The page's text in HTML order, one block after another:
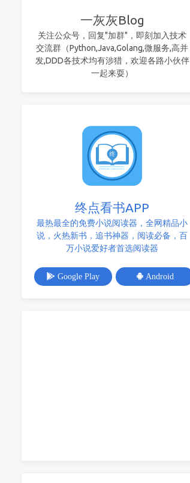
一灰灰Blog
关注公众号，回复"加群"，即刻加入技术
交流群（Python,Java,Golang,微服务,高并
发,DDD各技术均有涉猎，欢迎各路小伙伴
一起来耍）
终点看书APP
最热最全的免费小说阅读器，全网精品小
说，火热新书，追书神器，阅读必备，百
万小说爱好者首选阅读器
Google Play Android